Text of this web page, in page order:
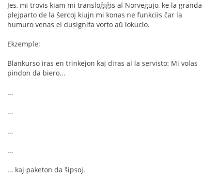
Jes, mi trovis kiam mi transloĝiĝis al Norvegujo, ke la granda
plejparto de la ŝercoj kiujn mi konas ne funkciis ĉar la
humuro venas el dusignifa vorto aŭ lokucio.
Ekzemple:
Blankurso iras en trinkejon kaj diras al la servisto: Mi volas
pindon da biero...
...
...
...
...
... kaj paketon da ŝipsoj.